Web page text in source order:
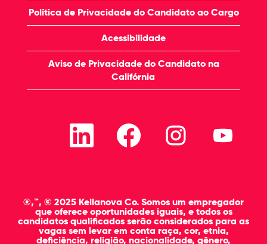
Política de Privacidade do Candidato ao Cargo
Acessibilidade
Aviso de Privacidade do Candidato na
Califórnia
A
r
a
n
o
v
a
A
b
a
n
o
v
a
b
a
n
o
v
a
b
a
n
o
v
a
®,™, © 2025 Kellanova Co. Somos um empregador
que oferece oportunidades iguais, e todos os
candidatos qualificados serão considerados para as
vagas sem levar em conta raça, cor, etnia,
deficiência, religião, nacionalidade, gênero,